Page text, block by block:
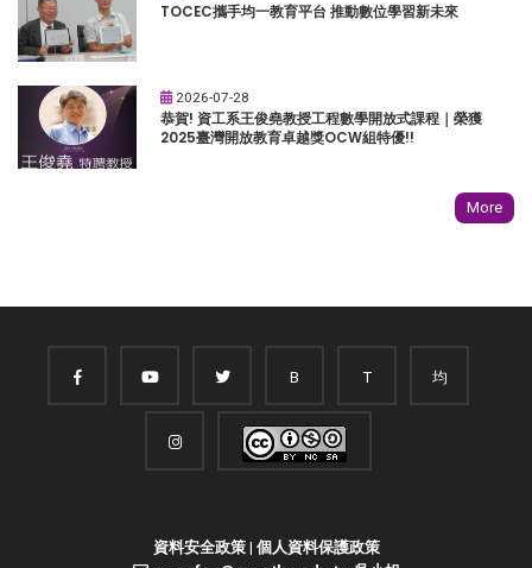
TOCEC攜手均一教育平台 推動數位學習新未來
2026-07-28
恭賀! 資工系王俊堯教授工程數學開放式課程｜榮獲
2025臺灣開放教育卓越獎OCW組特優!!
More
B T 均
資料安全政策| 個人資料保護政策